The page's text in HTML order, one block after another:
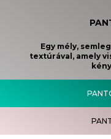
Egy mély,
textúrával, amely